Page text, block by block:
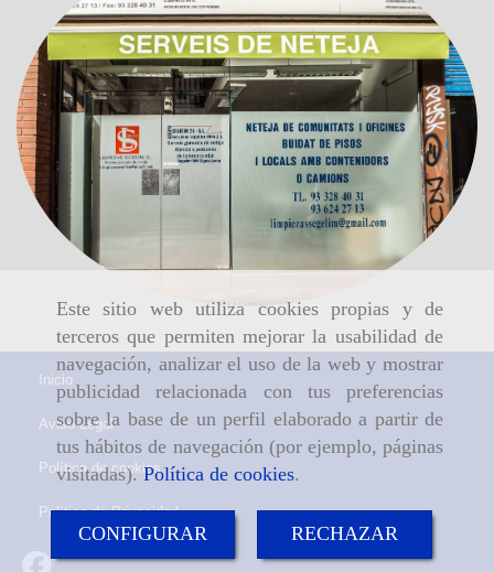
Este sitio web utiliza cookies propias y de
terceros que permiten mejorar la usabilidad de
navegación, analizar el uso de la web y mostrar
publicidad relacionada con tus preferencias
sobre la base de un perfil elaborado a partir de
tus hábitos de navegación (por ejemplo, páginas
visitadas).Política de cookies.
CONFIGURAR RECHAZAR
Inicio
Aviso Legal
Política de cookies
Política de Privacidad